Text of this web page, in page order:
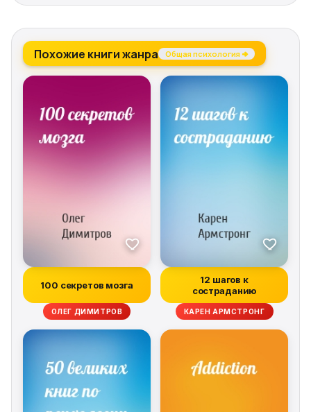
Похожие книги жанра Общая психология →
100 секретов мозга
ОЛЕГ ДИМИТРОВ
12 шагов к
состраданию
КАРЕН АРМСТРОНГ